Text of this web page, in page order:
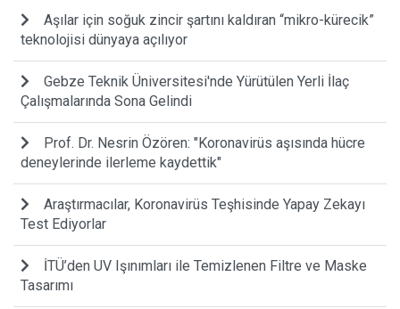
Aşılar için soğuk zincir şartını kaldıran “mikro-kürecik”
teknolojisi dünyaya açılıyor
Gebze Teknik Üniversitesi'nde Yürütülen Yerli İlaç
Çalışmalarında Sona Gelindi
Prof. Dr. Nesrin Özören: "Koronavirüs aşısında hücre
deneylerinde ilerleme kaydettik"
Araştırmacılar, Koronavirüs Teşhisinde Yapay Zekayı
Test Ediyorlar
İTÜ’den UV Işınımları ile Temizlenen Filtre ve Maske
Tasarımı